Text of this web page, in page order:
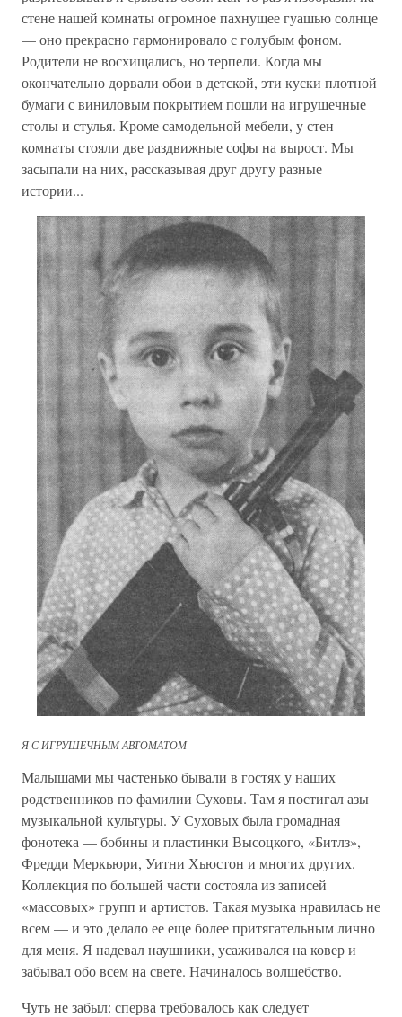
стене нашей комнаты огромное пахнущее гуашью солнце
— оно прекрасно гармонировало с голубым фоном.
Родители не восхищались, но терпели. Когда мы
окончательно дорвали обои в детской, эти куски плотной
бумаги с виниловым покрытием пошли на игрушечные
столы и стулья. Кроме самодельной мебели, у стен
комнаты стояли две раздвижные софы на вырост. Мы
засыпали на них, рассказывая друг другу разные
истории...
Я С ИГРУШЕЧНЫМ АВТОМАТОМ
Малышами мы частенько бывали в гостях у наших
родственников по фамилии Суховы. Там я постигал азы
музыкальной культуры. У Суховых была громадная
фонотека — бобины и пластинки Высоцкого, «Битлз»,
Фредди Меркьюри, Уитни Хьюстон и многих других.
Коллекция по большей части состояла из записей
«массовых» групп и артистов. Такая музыка нравилась не
всем — и это делало ее еще более притягательным лично
для меня. Я надевал наушники, усаживался на ковер и
забывал обо всем на свете. Начиналось волшебство.
Чуть не забыл: сперва требовалось как следует